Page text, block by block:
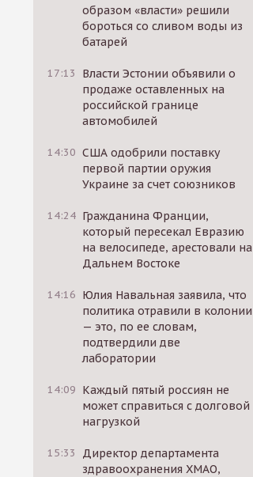
образом «власти» решили
бороться со сливом воды из
батарей
17:13
Власти Эстонии объявили о
продаже оставленных на
российской границе
автомобилей
14:30 США одобрили поставку
первой партии оружия
Украине за счет союзников
14:24 Гражданина Франции,
который пересекал Евразию
на велосипеде, арестовали на
Дальнем Востоке
14:16 Юлия Навальная заявила, что
политика отравили в колонии
— это, по ее словам,
подтвердили две
лаборатории
14:09 Каждый пятый россиян не
может справиться с долговой
нагрузкой
15:33
Директор департамента
здравоохранения ХМАО,